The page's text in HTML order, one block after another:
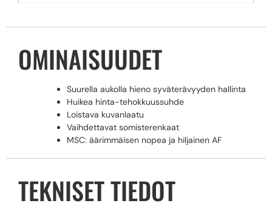
OMINAISUUDET
Suurella aukolla hieno syväterävyyden hallinta
Huikea hinta-tehokkuussuhde
Loistava kuvanlaatu
Vaihdettavat somisterenkaat
MSC: äärimmäisen nopea ja hiljainen AF
TEKNISET TIEDOT